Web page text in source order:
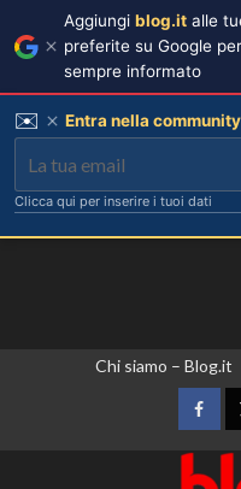
Chi siamo – Blog.it
Aggiungi blog.it alle
preferite su Google
sempre informato
✉️ Entra nella
Clicca qui per inserire i tuoi dati